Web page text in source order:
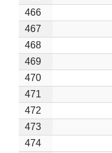
466
467
468
469
470
471
472
473
474